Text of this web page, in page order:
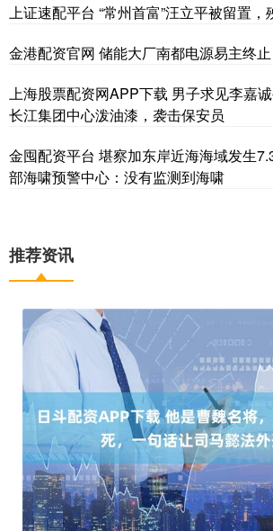
上证速配平台 “常州首富”汪立平被留置
金港配资官网 储能大厂南都电源易主终止
上海股票配资网APP下载 男子求见李嘉
长江集团中心泼油漆，袭击保安员
金囤配资平台 堪察加东岸近海海域发生
部海啸预警中心：没有监测到海啸
推荐资讯